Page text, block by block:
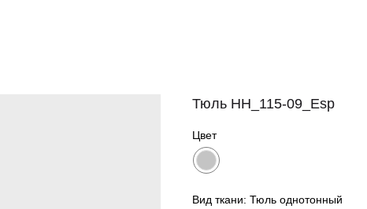
Тюль HH_115-09_Esp
Цвет
Вид ткани: Тюль однотонный